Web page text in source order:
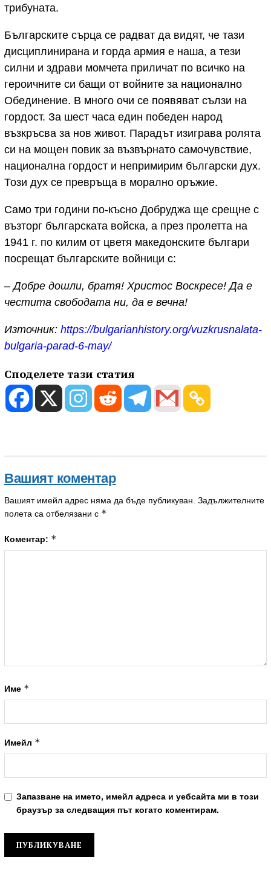
трибуната.
Българските сърца се радват да видят, че тази
дисциплинирана и горда армия е наша, а тези
силни и здрави момчета приличат по всичко на
героичните си бащи от войните за национално
Обединение. В много очи се появяват сълзи на
гордост. За шест часа един победен народ
възкръсва за нов живот. Парадът изиграва ролята
си на мощен повик за възвърнато самочувствие,
национална гордост и непримирим български дух.
Този дух се превръща в морално оръжие.
Само три години по-късно Добруджа ще срещне с
възторг българската войска, а през пролетта на
1941 г. по килим от цветя македонските българи
посрещат българските войници с:
– Добре дошли, братя! Христос Воскресе! Да е
честита свободата ни, да е вечна!
Източник: https://bulgarianhistory.org/vuzkrusnalata-
bulgaria-parad-6-may/
Споделете тази статия
Вашият коментар
Вашият имейл адрес няма да бъде публикуван. Задължителните
полета са отбелязани с *
Коментар: *
Име *
Имейл *
Запазване на името, имейл адреса и уебсайта ми в този
браузър за следващия път когато коментирам.